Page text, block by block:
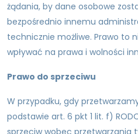
żądania, by dane osobowe
bezpośrednio innemu
technicznie możliwe. Prawo to
wpływać na prawa i wolności
Prawo do sprzeciwu
W przypadku, gdy
podstawie art. 6 pkt 1 lit. f)
sprzeciw wobec przetwarzania